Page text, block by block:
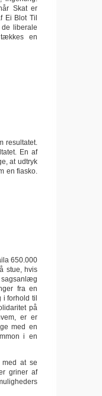
Skat er
Ei Blot Til
liberale
en
resultatet.
En af
at udtryk
en fiasko.
650.000
stue, hvis
sagsanlæg
fra en
i forhold til
på
er er
med en
i en
at se
griner af